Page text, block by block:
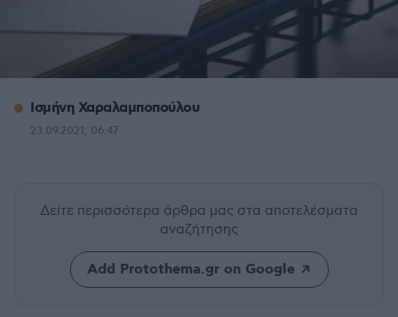
Ισμήνη Χαραλαμποπούλου
23.09.2021, 06:47
Δείτε περισσότερα άρθρα μας στα αποτελέσματα
αναζήτησης
Add Protothema.gr on Google